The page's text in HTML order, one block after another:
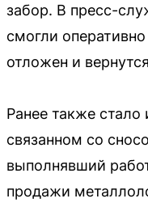
забор. В пресс-
смогли
отложен и
Ранее также стало
связанном со
выполнявший
продажи